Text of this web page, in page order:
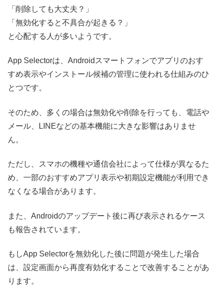
「削除しても大丈夫？」
「無効化すると不具合が起きる？」
と心配する人が多いようです。
App Selectorは、Androidスマートフォンでアプリのおす
すめ表示やインストール候補の管理に使われる仕組みのひ
とつです。
そのため、多くの場合は無効化や削除を行っても、電話や
メール、LINEなどの基本機能に大きな影響はありませ
ん。
ただし、スマホの機種や通信会社によって仕様が異なるた
め、一部のおすすめアプリ表示や初期設定機能が利用でき
なくなる場合があります。
また、Androidのアップデート後に再び表示されるケース
も報告されています。
もしApp Selectorを無効化した後に問題が発生した場合
は、設定画面から再度有効化することで改善することがあ
ります。